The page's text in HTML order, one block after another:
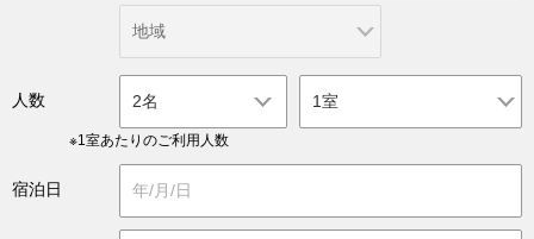
人数 2名
※1室あたりのご利用人数
宿泊日